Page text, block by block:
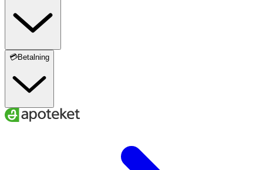
💳Betalning